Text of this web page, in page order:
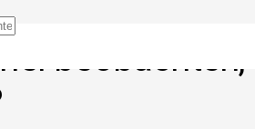
beobachten,